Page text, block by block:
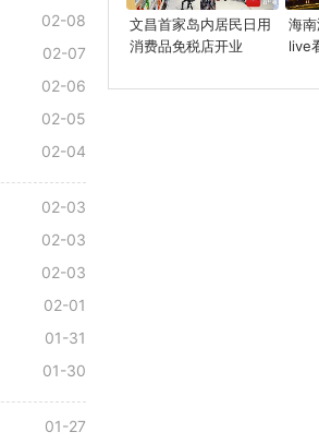
02-08
02-07
02-06
02-05
02-04
02-03
02-03
02-03
02-01
01-31
01-30
01-27
文昌首家岛内居民日用
消费品免税店开业
海
live